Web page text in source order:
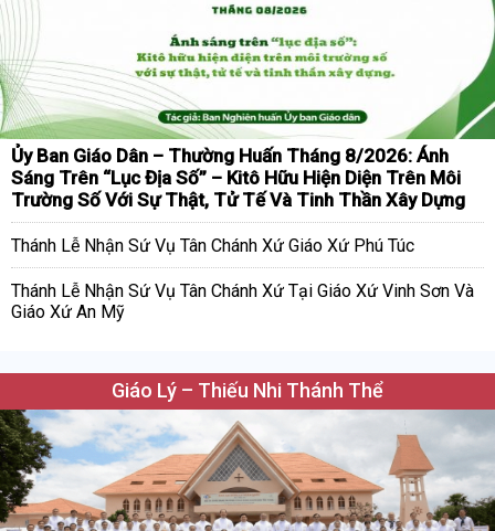
Ủy Ban Giáo Dân – Thường Huấn Tháng 8/2026: Ánh
Sáng Trên “Lục Địa Số” – Kitô Hữu Hiện Diện Trên Môi
Trường Số Với Sự Thật, Tử Tế Và Tinh Thần Xây Dựng
Thánh Lễ Nhận Sứ Vụ Tân Chánh Xứ Giáo Xứ Phú Túc
Thánh Lễ Nhận Sứ Vụ Tân Chánh Xứ Tại Giáo Xứ Vinh Sơn Và
Giáo Xứ An Mỹ
Giáo Lý – Thiếu Nhi Thánh Thể